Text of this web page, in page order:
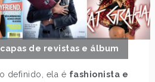
de revistas e álbum
definido, ela é fashionista e